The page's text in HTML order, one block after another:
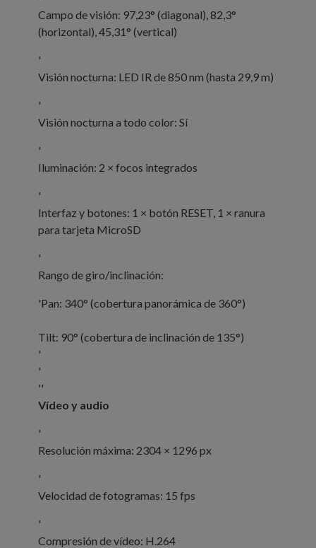
Campo de visión: 97,23° (diagonal), 82,3°
(horizontal), 45,31° (vertical)
'
Visión nocturna: LED IR de 850 nm (hasta 29,9 m)
'
Visión nocturna a todo color: Sí
'
Iluminación: 2 × focos integrados
'
Interfaz y botones: 1 × botón RESET, 1 × ranura
para tarjeta MicroSD
'
Rango de giro/inclinación:
'Pan: 340° (cobertura panorámica de 360°)
Tilt: 90° (cobertura de inclinación de 135°)
'
'
''
Vídeo y audio
'
Resolución máxima: 2304 × 1296 px
'
Velocidad de fotogramas: 15 fps
'
Compresión de vídeo: H.264